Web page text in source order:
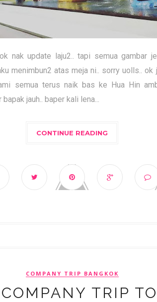
nak update laju2.. tapi semua gambar
menimbun2 atas meja ni.. sorry uolls..
semua terus naik bas ke Hua Hin
jauh.. baper kali lena...
CONTINUE READING
COMPANY TRIP BANGKOK
TRIP